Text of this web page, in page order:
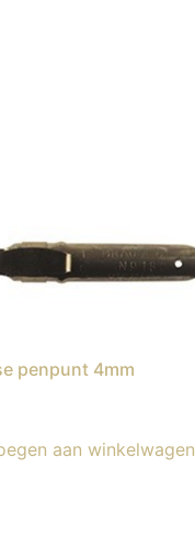
penpunt 4mm
aan winkelwagen